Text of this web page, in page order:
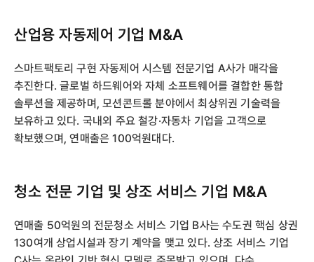
산업용 자동제어 기업 M&A
스마트팩토리 구현 자동제어 시스템 전문기업 A사가 매각을
추진한다. 글로벌 하드웨어와 자체 소프트웨어를 결합한 통합
솔루션을 제공하며, 모션콘트롤 분야에서 최상위권 기술력을
보유하고 있다. 국내외 주요 철강·자동차 기업을 고객으로
확보했으며, 연매출은 100억원대다.
청소 전문 기업 및 상조 서비스 기업 M&A
‍연매출 50억원의 전문청소 서비스 기업 B사는 수도권 핵심 상권
130여개 상업시설과 장기 계약을 맺고 있다. 상조 서비스 기업